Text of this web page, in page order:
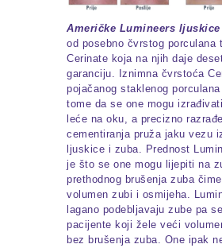
Američke Lumineers ljuskice
od posebno čvrstog porculana
Cerinate koja na njih daje
garanciju. Iznimna čvrstoća
pojačanog staklenog
tome da se one mogu
leće na oku, a precizno
cementiranja pruža jaku vezu
ljuskice i zuba. Prednost
je što se one mogu lijepiti na
prethodnog brušenja zuba
volumen zubi i osmijeha.
lagano podebljavaju zube pa
pacijente koji žele veći
bez brušenja zuba. One ipak